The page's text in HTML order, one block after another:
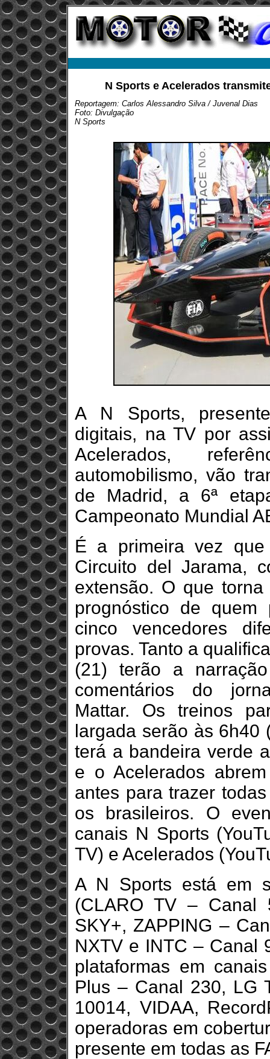
N Sports e Acelerados
Reportagem: Carlos Alessandro Silva / Juvenal Dias
Foto: Divulgação
N Sports
A N Sports,
digitais, na TV por
Acelerados,
automobilismo, vão
de Madrid, a 6ª
Campeonato Mundial
É a primeira vez
Circuito del Jarama,
extensão. O que
prognóstico de
cinco vencedores
provas. Tanto a
(21) terão a
comentários do
Mattar. Os treinos
largada serão às 6h40
terá a bandeira verde
e o Acelerados
antes para trazer
os brasileiros. O
canais N Sports
TV) e Acelerados
A N Sports está em
(CLARO TV – Canal
SKY+, ZAPPING –
NXTV e INTC – Canal
plataformas em
Plus – Canal 230, LG
10014, VIDAA,
operadoras em
presente em todas as